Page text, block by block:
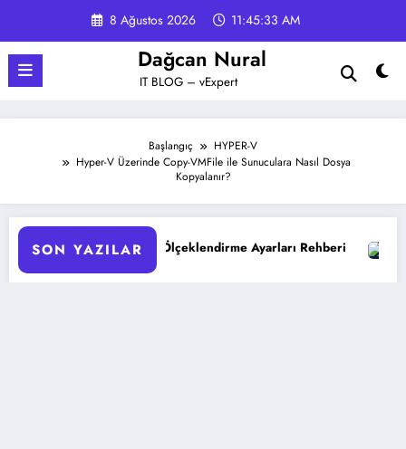
8 Ağustos 2026 11:45:33 AM
Dağcan Nural
IT BLOG – vExpert
Başlangıç
HYPER-V
Hyper-V Üzerinde Copy-VMFile ile Sunuculara Nasıl Dosya
Kopyalanır?
SON YAZILAR
Ölçeklendirme Ayarları Rehberi Google Gemini 3 ile